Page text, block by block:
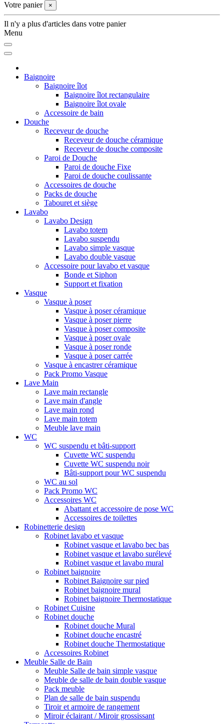
Votre panier
×
Il n'y a plus d'articles dans votre panier
Menu
Baignoire
Baignoire îlot
Baignoire îlot rectangulaire
Baignoire îlot ovale
Accessoire de bain
Douche
Receveur de douche
Receveur de douche céramique
Receveur de douche composite
Paroi de Douche
Paroi de douche Fixe
Paroi de douche coulissante
Accessoires de douche
Packs de douche
Tabouret et siège
Lavabo
Lavabo Design
Lavabo totem
Lavabo suspendu
Lavabo simple vasque
Lavabo double vasque
Accessoire pour lavabo et vasque
Bonde et Siphon
Support et fixation
Vasque
Vasque à poser
Vasque à poser céramique
Vasque à poser pierre
Vasque à poser composite
Vasque à poser ovale
Vasque à poser ronde
Vasque à poser carrée
Vasque à encastrer céramique
Pack Promo Vasque
Lave Main
Lave main rectangle
Lave main d'angle
Lave main rond
Lave main totem
Meuble lave main
WC
WC suspendu et bâti-support
Cuvette WC suspendu
Cuvette WC suspendu noir
Bâti-support pour WC suspendu
WC au sol
Pack Promo WC
Accessoires WC
Abattant et accessoire de pose WC
Accessoires de toilettes
Robinetterie design
Robinet lavabo et vasque
Robinet vasque et lavabo bec bas
Robinet vasque et lavabo surélevé
Robinet vasque et lavabo mural
Robinet baignoire
Robinet Baignoire sur pied
Robinet baignoire mural
Robinet baignoire Thermostatique
Robinet Cuisine
Robinet douche
Robinet douche Mural
Robinet douche encastré
Robinet douche Thermostatique
Accessoires Robinet
Meuble Salle de Bain
Meuble Salle de bain simple vasque
Meuble de salle de bain double vasque
Pack meuble
Plan de salle de bain suspendu
Tiroir et armoire de rangement
Miroir éclairant / Miroir grossissant